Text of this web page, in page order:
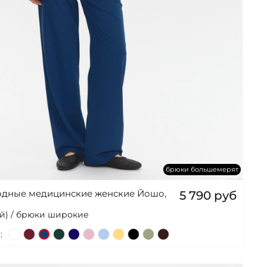
брюки большемерят
медицинские женские Йошо,
/ брюки широкие
5 790 руб